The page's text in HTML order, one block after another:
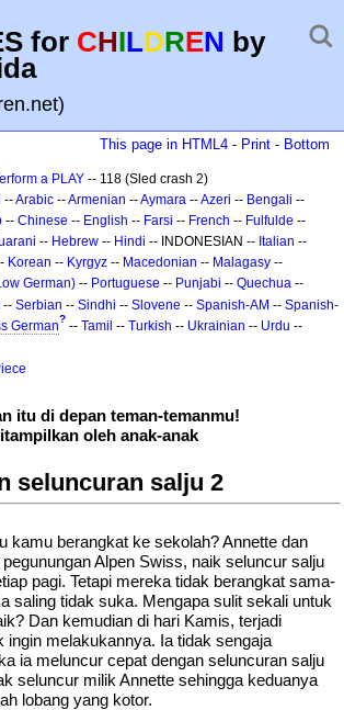
for CHILDREN by
This page in HTML4 - Print - Bottom
a PLAY -- 118 (Sled crash 2)
--Arabic --Armenian --Aymara --Azeri -- Bengali --
-- Chinese -- English -- Farsi -- French -- Fulfulde --
-- Hebrew -- Hindi -- INDONESIAN -- Italian --
Korean -- Kyrgyz -- Macedonian -- Malagasy --
German) -- Portuguese -- Punjabi -- Quechua --
-- Serbian -- Sindhi -- Slovene -- Spanish-AM -- Spanish-
German? -- Tamil -- Turkish -- Ukrainian -- Urdu --
itu di depan teman-temanmu!
oleh anak-anak
seluncuran salju 2
kamu berangkat ke sekolah? Annette dan
Alpen Swiss, naik seluncur salju
pagi. Tetapi mereka tidak berangkat sama-
saling tidak suka. Mengapa sulit sekali untuk
Dan kemudian di hari Kamis, terjadi
ingin melakukannya. Ia tidak sengaja
ia meluncur cepat dengan seluncuran salju
seluncur milik Annette sehingga keduanya
lobang yang kotor.